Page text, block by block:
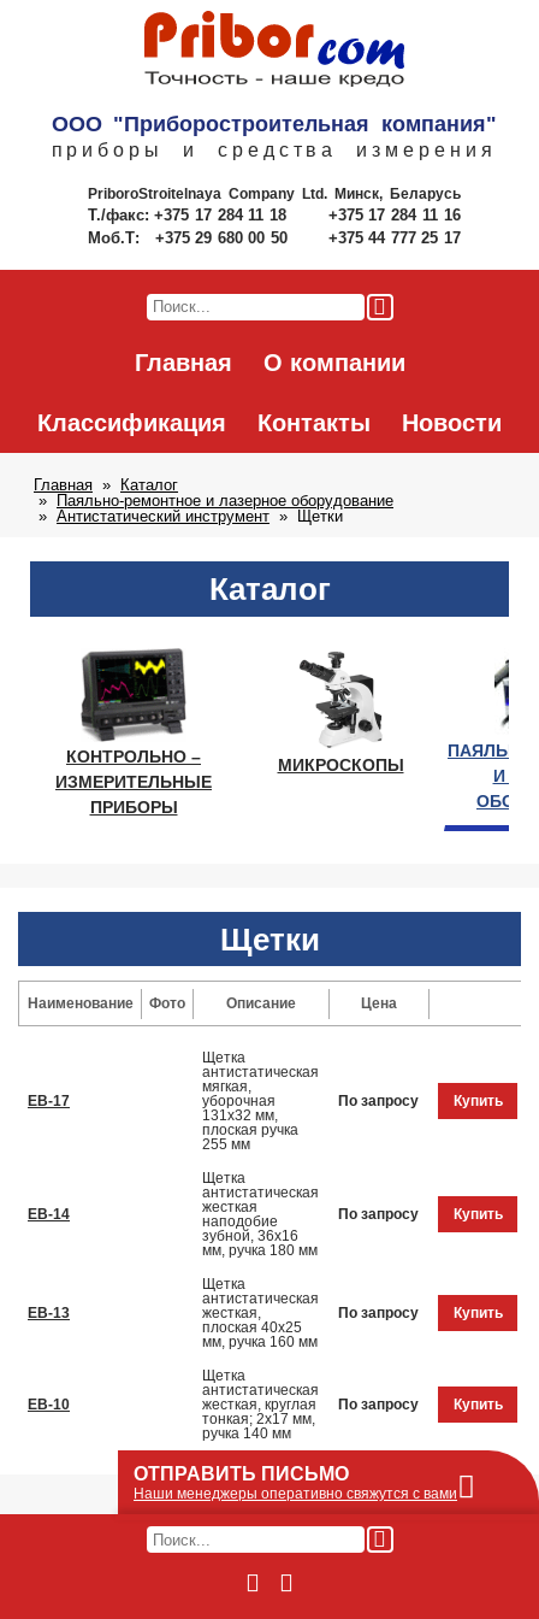
ООО "Приборостроительная компания"
приборы и средства измерения
PriboroStroitelnaya Company Ltd.Минск, Беларусь
Т./факс: +375 17 284 11 18
+375 17 284 11 16
Моб.Т:
+375 29 680 00 50 +375 44 777 25 17
Главная О компании
Классификация Контакты Новости
Главная
Каталог
Паяльно-ремонтное и лазерное оборудование
Антистатический инструмент
Щетки
Каталог
КОНТРОЛЬНО –
ИЗМЕРИТЕЛЬНЫЕ
ПРИБОРЫ
МИКРОСКОПЫ
И
Щетки
Наименование Фото Описание Цена
EB-17
Щетка
антистатическая
мягкая,
уборочная
131x32 мм,
плоская ручка
255 мм
По запросу Купить
EB-14
Щетка
антистатическая
жесткая
наподобие
зубной, 36x16
мм, ручка 180 мм
По запросу Купить
EB-13
Щетка
антистатическая
жесткая,
плоская 40x25
мм, ручка 160 мм
По запросу Купить
EB-10
Щетка
антистатическая
жесткая, круглая
тонкая; 2x17 мм,
ручка 140 мм
По запросу Купить
ОТПРАВИТЬ ПИСЬМО
Наши менеджеры оперативно свяжутся с вами
Оставьте Ваше сообщение или запрос по
его получим по e-mail и оперативно ответим!